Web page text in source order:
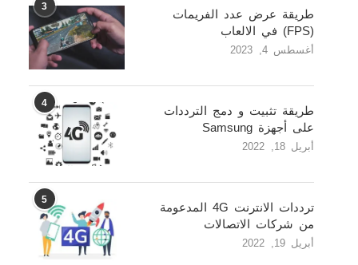
3
طريقة عرض عدد الفريمات
(FPS) في الالعاب
أغسطس 4, 2023
4
طريقة تثبيت و دمج الترددات
على أجهزة Samsung
أبريل 18, 2022
5
ترددات الانترنت 4G المدعومة
من شركات الاتصالات
أبريل 19, 2022